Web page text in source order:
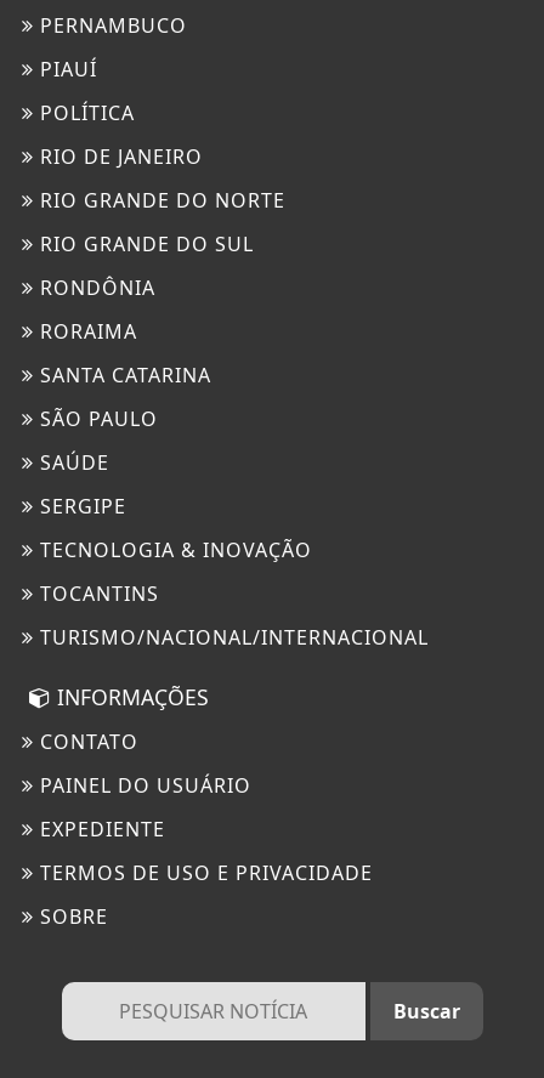
PERNAMBUCO
PIAUÍ
POLÍTICA
RIO DE JANEIRO
RIO GRANDE DO NORTE
RIO GRANDE DO SUL
RONDÔNIA
RORAIMA
SANTA CATARINA
SÃO PAULO
SAÚDE
SERGIPE
TECNOLOGIA & INOVAÇÃO
TOCANTINS
TURISMO/NACIONAL/INTERNACIONAL
INFORMAÇÕES
CONTATO
PAINEL DO USUÁRIO
EXPEDIENTE
TERMOS DE USO E PRIVACIDADE
SOBRE